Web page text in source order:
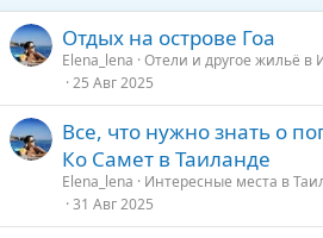
Отдых на острове Гоа
Elena_lena Отели и другое жильё в
25 Авг 2025
Все, что нужно знать о
Ко Самет в Таиланде
Elena_lena
Интересные места в
31 Авг 2025